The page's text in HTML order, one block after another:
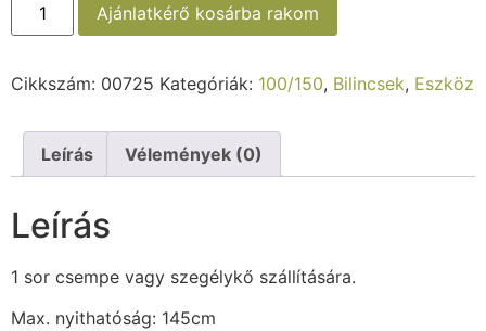
Ajánlatkérő kosárba rakom
Cikkszám: 00725 Kategóriák: 100/150, Bilincsek, Eszköz
Leírás Vélemények (0)
Leírás
1 sor csempe vagy szegélykő szállítására.
Max. nyithatóság: 145cm